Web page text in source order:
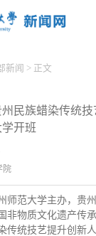
新闻 > 正文
民族蜡染传统
开班
院
师范大学主办，贵
非物质文化遗产传
传统技艺提升创新